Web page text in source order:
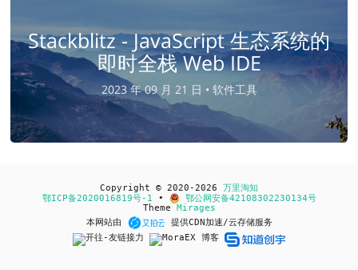
Stackblitz - JavaScript 生态系统的
即时全栈 Web IDE
2023 年 09 月 21 日 • 软件工具
Copyright © 2020-2026 万里淘知
鄂ICP备2020016819号-1 •
鄂公网安备42108302230134号
Theme Mirages
本网站由
提供CDN加速/云存储服务